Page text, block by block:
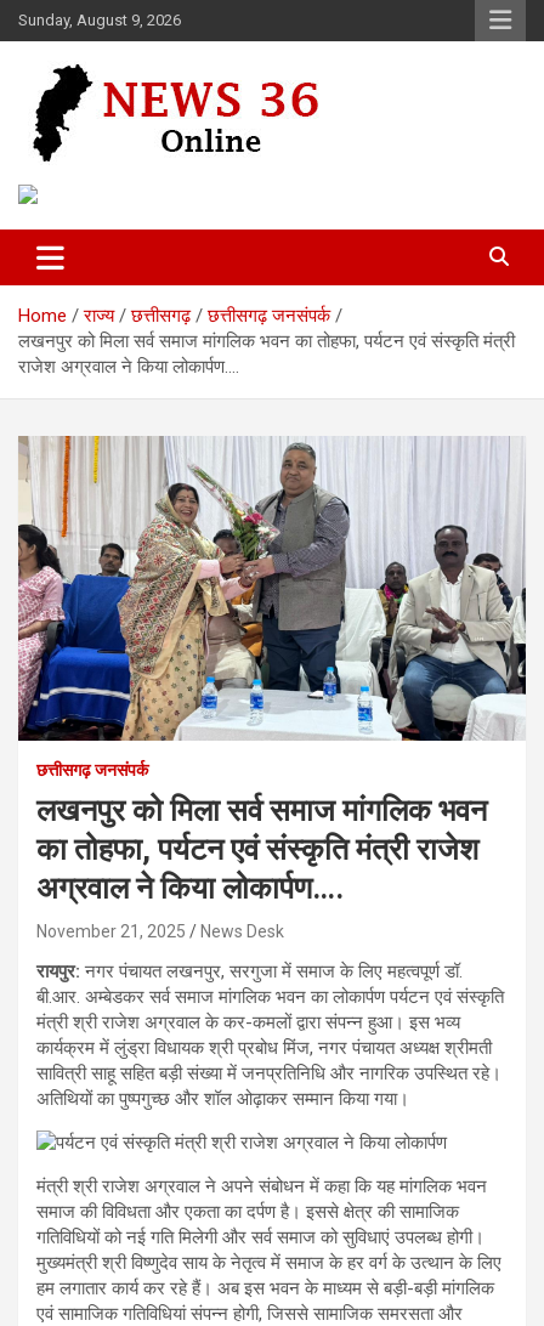
Skip
to
Sunday, August 9, 2026
News 36
Home राज्य छत्तीसगढ़
छत्तीसगढ़ जनसंपर्क
लखनपुर को मिला सर्व समाज मांगलिक भवन का तोहफा, पर्यटन एवं संस्कृति मंत्री
राजेश अग्रवाल ने किया लोकार्पण….
छत्तीसगढ़ जनसंपर्क
लखनपुर को मिला सर्व समाज मांगलिक भवन
का तोहफा, पर्यटन एवं संस्कृति मंत्री राजेश
अग्रवाल ने किया लोकार्पण….
November 21, 2025 News Desk
रायपुर:नगर पंचायत लखनपुर, सरगुजा में समाज के लिए महत्वपूर्ण डॉ.
बी.आर. अम्बेडकर सर्व समाज मांगलिक भवन का लोकार्पण पर्यटन एवं संस्कृति
मंत्री श्री राजेश अग्रवाल के कर-कमलों द्वारा संपन्न हुआ। इस भव्य
कार्यक्रम में लुंड्रा विधायक श्री प्रबोध मिंज, नगर पंचायत अध्यक्ष श्रीमती
सावित्री साहू सहित बड़ी संख्या में जनप्रतिनिधि और नागरिक उपस्थित रहे।
अतिथियों का पुष्पगुच्छ और शॉल ओढ़ाकर सम्मान किया गया।
मंत्री श्री राजेश अग्रवाल ने अपने संबोधन में कहा कि यह मांगलिक भवन
समाज की विविधता और एकता का दर्पण है। इससे क्षेत्र की सामाजिक
गतिविधियों को नई गति मिलेगी और सर्व समाज को सुविधाएं उपलब्ध होगी।
मुख्यमंत्री श्री विष्णुदेव साय के नेतृत्व में समाज के हर वर्ग के उत्थान के लिए
हम लगातार कार्य कर रहे हैं। अब इस भवन के माध्यम से बड़ी-बड़ी मांगलिक
एवं सामाजिक गतिविधियां संपन्न होगी, जिससे सामाजिक समरसता और